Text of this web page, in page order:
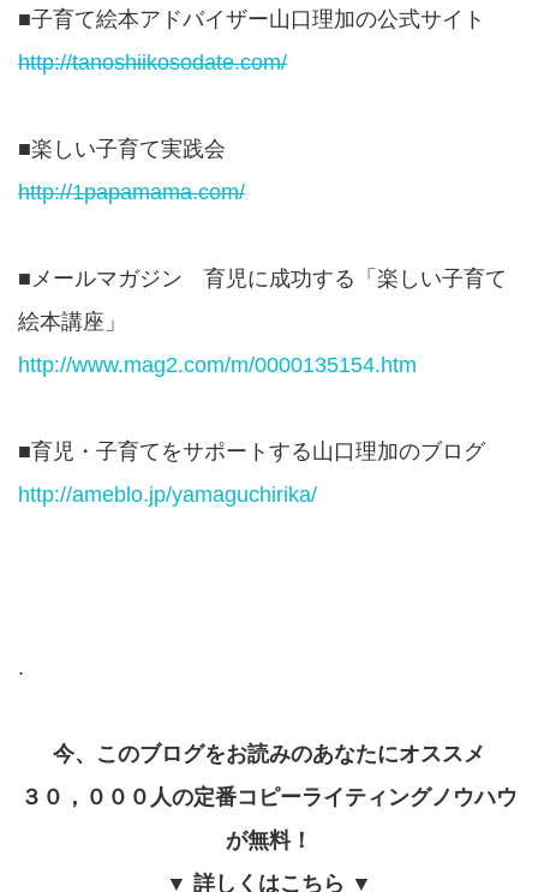
■子育て絵本アドバイザー山口理加の公式サイト
http://tanoshiikosodate.com/
■楽しい子育て実践会
http://1papamama.com/
■メールマガジン 育児に成功する「楽しい子育て
絵本講座」
http://www.mag2.com/m/0000135154.htm
■育児・子育てをサポートする山口理加のブログ
http://ameblo.jp/yamaguchirika/
.
今、このブログをお読みのあなたにオススメ
３０，０００人の定番コピーライティングノウハウ
が無料！
▼ 詳しくはこちら ▼